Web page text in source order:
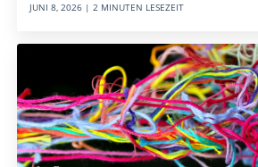
JUNI 8, 2026 | 2 MINUTEN LESEZEIT